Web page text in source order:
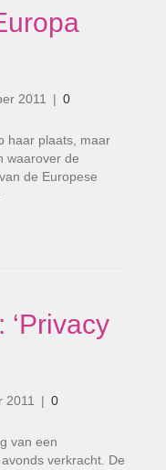
2011 | 0
haar plaats, maar
waarover de
de Europese
2011 | 0
van een
verkracht. De